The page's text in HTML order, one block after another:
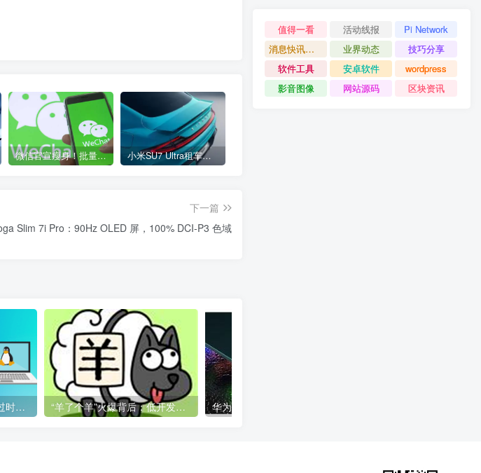
微信官宣瘦身！批量清理原图新功能来了 安卓、iOS均可使用 小米SU7 Ultra租车单日价格高达万元：一月内已约满 预计一年回本
下一篇
Slim 7i Pro：90Hz OLED 屏，100% DCI-P3 色域
Windows 11 让你的硬件过时，使用 Linux 代替吧！ “羊了个羊”火爆背后：低开发成本的“消消乐”究竟有多挣钱
值得一看 活动线报
Pi Network
消息快讯查看更多 》》
业界动态
技巧分享
软件工具
安卓软件
wordpress
影音图像
网站源码 区块资讯